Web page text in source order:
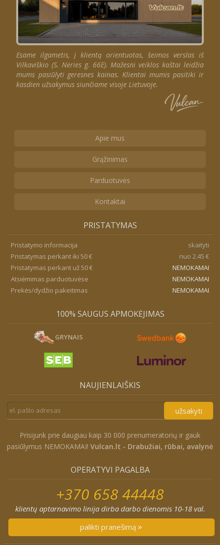
Esame ilgametis, į klientą orientuotas, šeimos verslas iš
Vilkaviškio (S. Nėries g. 66E). Mažesni veiklos kaštai leidžia
mums pasiūlyti geresnes kainas. Klientai mumis pasitiki ir
kasdien užsakymus siunčiame visoje Lietuvoje.
Apie mus
Grąžinimas
Parduotuvės
Kontaktai
PRISTATYMAS
Pristatymo informacija
skaityti
Pristatymas perkant iki 50 €
nuo 2.45 €
Pristatymas perkant už 50 €
NEMOKAMAI
Atsiėmimas parduotuvėse
NEMOKAMAI
Prekės/dydžio pakeitimas
NEMOKAMAI
100% SAUGUS APMOKĖJIMAS
GRYNAIS
NAUJIENLAIŠKIS
užsakyti
Prisijunk prie daugiau kaip 30 000 prenumeratorių ir gauk
pasiūlymus NEMOKAMAI! Vulcan.lt - Drabužiai, rūbai, avalynė
OPERATYVI PAGALBA
+370 658 44448
klientų aptarnavimo linija dirba darbo dienomis 10-18 val.
palikti pranešimą